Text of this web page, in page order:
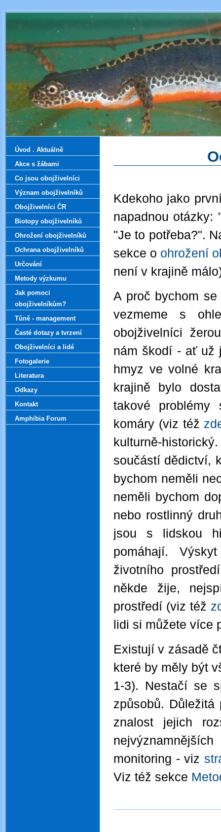
Kdekoho jako
napadnou otázky:
"Je to potřeba?".
sekce o ohrožení
není v krajině
A proč bychom
vezmeme s
obojživelníci
nám škodí - ať už
hmyz ve volné
krajině bylo
takové problémy
komáry (viz též
kulturně-
součástí dědictví,
bychom neměli
neměli bychom
nebo rostlinný
jsou s lidskou
pomáhají.
životního
někde žije,
prostředí (viz též
lidi si můžete více
Existují v zásadě
které by měly být
1-3). Nestačí se
způsobů.
znalost jejich
monitoring - viz
Viz též sekce
Úvod . Aktuálně
Akce s žábami
Co jsou obojživelníci
Význam obojživelníků
Obojživelníci ČR
Biotopy obojživelníků
Ohrožení obojživelníků
Ochrana obojživelníků
Určování
Metody výzkumu
Jak pomoci
obojživelníkům?
Tůně - management
Časté dotazy a tvrzení
Obojživelníci a lidé
Fotogalerie
Literatura
Odkazy
Kontakt
Amphibia Forum